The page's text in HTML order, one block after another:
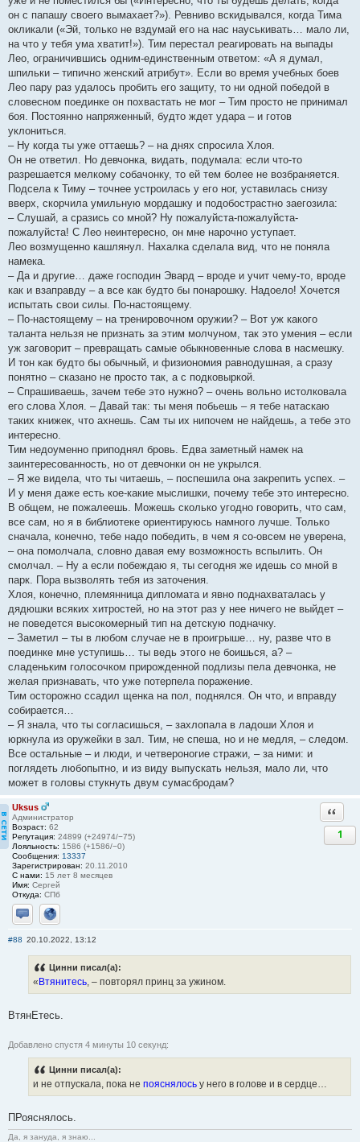
он с папашу своего вымахает?»). Ревниво вскидывался, когда Тима
окликали («Эй, только не вздумай его на нас науськивать… мало ли,
на что у тебя ума хватит!»). Тим перестал реагировать на выпады
Лео, ограничившись одним-единственным ответом: «А я думал,
шпильки – типично женский атрибут». Если во время учебных боев
Лео пару раз удалось пробить его защиту, то ни одной победой в
словесном поединке он похвастать не мог – Тим просто не принимал
боя. Постоянно напряженный, будто ждет удара – и готов
уклониться.
– Ну когда ты уже оттаешь? – на днях спросила Хлоя.
Он не ответил. Но девчонка, видать, подумала: если что-то
разрешается мелкому собачонку, то ей тем более не возбраняется.
Подсела к Тиму – точнее устроилась у его ног, уставилась снизу
вверх, скорчила умильную мордашку и подобострастно заегозила:
– Слушай, а сразись со мной? Ну пожалуйста-пожалуйста-
пожалуйста! С Лео неинтересно, он мне нарочно уступает.
Лео возмущенно кашлянул. Нахалка сделала вид, что не поняла
намека.
– Да и другие… даже господин Эвард – вроде и учит чему-то, вроде
как и взаправду – а все как будто бы понарошку. Надоело! Хочется
испытать свои силы. По-настоящему.
– По-настоящему – на тренировочном оружии? – Вот уж какого
таланта нельзя не признать за этим молчуном, так это умения – если
уж заговорит – превращать самые обыкновенные слова в насмешку.
И тон как будто бы обычный, и физиономия равнодушная, а сразу
понятно – сказано не просто так, а с подковыркой.
– Спрашиваешь, зачем тебе это нужно? – очень вольно истолковала
его слова Хлоя. – Давай так: ты меня побьешь – я тебе натаскаю
таких книжек, что ахнешь. Сам ты их нипочем не найдешь, а тебе это
интересно.
Тим недоуменно приподнял бровь. Едва заметный намек на
заинтересованность, но от девчонки он не укрылся.
– Я же видела, что ты читаешь, – поспешила она закрепить успех. –
И у меня даже есть кое-какие мыслишки, почему тебе это интересно.
В общем, не пожалеешь. Можешь сколько угодно говорить, что сам,
все сам, но я в библиотеке ориентируюсь намного лучше. Только
сначала, конечно, тебе надо победить, в чем я со-овсем не уверена,
– она помолчала, словно давая ему возможность вспылить. Он
смолчал. – Ну а если побеждаю я, ты сегодня же идешь со мной в
парк. Пора вызволять тебя из заточения.
Хлоя, конечно, племянница дипломата и явно поднахваталась у
дядюшки всяких хитростей, но на этот раз у нее ничего не выйдет –
не поведется высокомерный тип на детскую подначку.
– Заметил – ты в любом случае не в проигрыше… ну, разве что в
поединке мне уступишь… ты ведь этого не боишься, а? –
сладеньким голосочком прирожденной подлизы пела девчонка, не
желая признавать, что уже потерпела поражение.
Тим осторожно ссадил щенка на пол, поднялся. Он что, и вправду
собирается…
– Я знала, что ты согласишься, – захлопала в ладоши Хлоя и
юркнула из оружейки в зал. Тим, не спеша, но и не медля, – следом.
Все остальные – и люди, и четвероногие стражи, – за ними: и
поглядеть любопытно, и из виду выпускать нельзя, мало ли, что
может в головы стукнуть двум сумасбродам?
Uksus
Администратор
Возраст: 62
Репутация: 24899 (+24974/−75)
Лояльность: 1586 (+1586/−0)
Сообщения: 13337
Зарегистрирован: 20.11.2010
С нами: 15 лет 8 месяцев
Имя: Сергей
Откуда: СПб
Отправить личное сообщение
Сайт
1
#88 20.10.2022, 13:12
Цинни писал(а):
« Втянитесь, – повторял принц за ужином.
ВтянЕтесь.
Добавлено спустя 4 минуты 10 секунд:
Цинни писал(а):
и не отпускала, пока не пояснялось у него в голове и в сердце…
ПРояснялось.
Да, я зануда, я знаю...